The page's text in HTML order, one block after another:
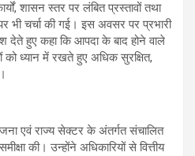
शासन स्तर पर लंबित प्रस्तावों तथा
भी चर्चा की गई। इस अवसर पर प्रभारी
देते हुए कहा कि आपदा के बाद होने वाले
को ध्यान में रखते हुए अधिक सुरक्षित,
एवं राज्य सेक्टर के अंतर्गत संचालित
की। उन्होंने अधिकारियों से वित्तीय